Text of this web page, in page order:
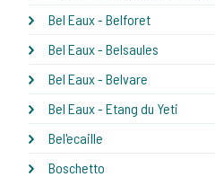
Bel Eaux - Belforet
Bel Eaux - Belsaules
Bel Eaux - Belvare
Bel Eaux - Etang du Yeti
Bel'ecaille
Boschetto